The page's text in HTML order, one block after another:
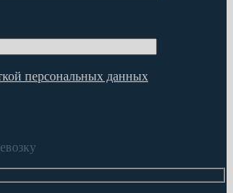
персональных данных